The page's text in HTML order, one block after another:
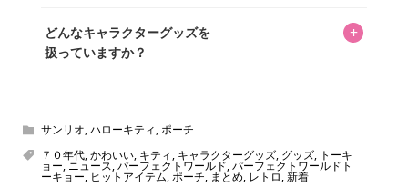
め、正確な情報をお伝えできないからです。
どんなキャラクターグッズを
扱っていますか？
+
ん！200種以上のトレンディなキャラクターやアニメキャラ
をご紹介しています。生まれたばかりの新しいキャラクタ
ーをいち早く皆さんにお届けすることも、私たちの使命の
サンリオ,ハローキティ,ポーチ
７０年代,かわいい, キティ, キャラクターグッズ, グッズ, トーキ
ョー,ニュース,パーフェクトワールド,パーフェクトワールドト
ーキョー, ヒットアイテム,ポーチ, まとめ, レトロ,新着